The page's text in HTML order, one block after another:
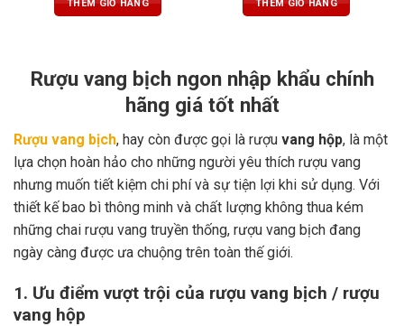
THÊM GIỎ HÀNG
hoàn hảo giữa axit và tannin mềm
THÊM GIỎ HÀNG
Rượu vang bịch ngon nhập khẩu chính
hãng giá tốt nhất
Rượu vang bịch, hay còn được gọi là rượu vang hộp, là một
lựa chọn hoàn hảo cho những người yêu thích rượu vang
nhưng muốn tiết kiệm chi phí và sự tiện lợi khi sử dụng. Với
thiết kế bao bì thông minh và chất lượng không thua kém
những chai rượu vang truyền thống, rượu vang bịch đang
ngày càng được ưa chuộng trên toàn thế giới.
1. Ưu điểm vượt trội của rượu vang bịch / rượu
vang hộp